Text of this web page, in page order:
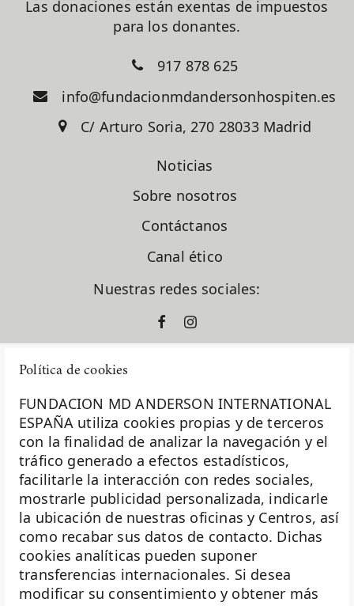
Política de cookies
FUNDACION MD ANDERSON INTERNATIONAL
ESPAÑA utiliza cookies propias y de terceros
con la finalidad de analizar la navegación y el
tráfico generado a efectos estadísticos,
facilitarle la interacción con redes sociales,
mostrarle publicidad personalizada, indicarle
la ubicación de nuestras oficinas y Centros, así
como recabar sus datos de contacto. Dichas
cookies analíticas pueden suponer
transferencias internacionales. Si desea
modificar su consentimiento y obtener más
Las donaciones están exentas de impuestos
para los donantes.
917 878 625
info@fundacionmdandersonhospiten.es
C/ Arturo Soria, 270 28033 Madrid
Noticias
Sobre nosotros
Contáctanos
Canal ético
Nuestras redes sociales:
La Fundación MD Anderson España - Hospiten es
miembro de laAsociación Española de Fundaciones
Investigación
Biobanco
Docencia
Voluntariado